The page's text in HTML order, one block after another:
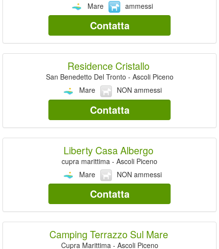
Mare
ammessi
Contatta
Residence Cristallo
San Benedetto Del Tronto - Ascoli Piceno
Mare
NON ammessi
Contatta
Liberty Casa Albergo
cupra marittima - Ascoli Piceno
Mare
NON ammessi
Contatta
Camping Terrazzo Sul Mare
Cupra Marittima - Ascoli Piceno